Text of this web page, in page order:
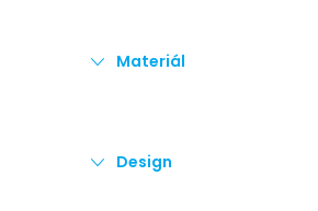
aMateriál
Design